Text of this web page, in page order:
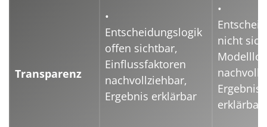
Transparenz
•
Entscheidungslogik
offen sichtbar,
Einflussfaktoren
nachvollziehbar,
Ergebnis erklärbar
•
nicht
Ergebnis
erklärbar